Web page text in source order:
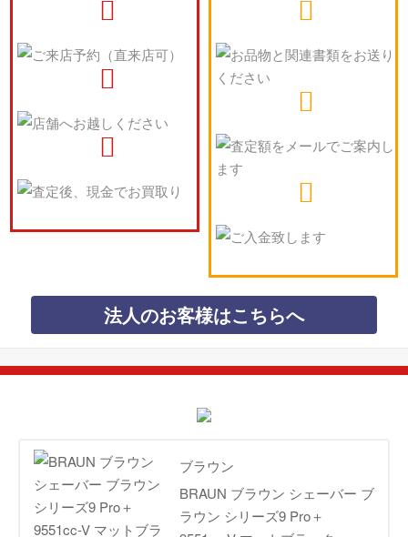
法人のお客様はこちらへ
ブラウン
BRAUN ブラウン シェーバー ブ
ラウン シリーズ9 Pro＋